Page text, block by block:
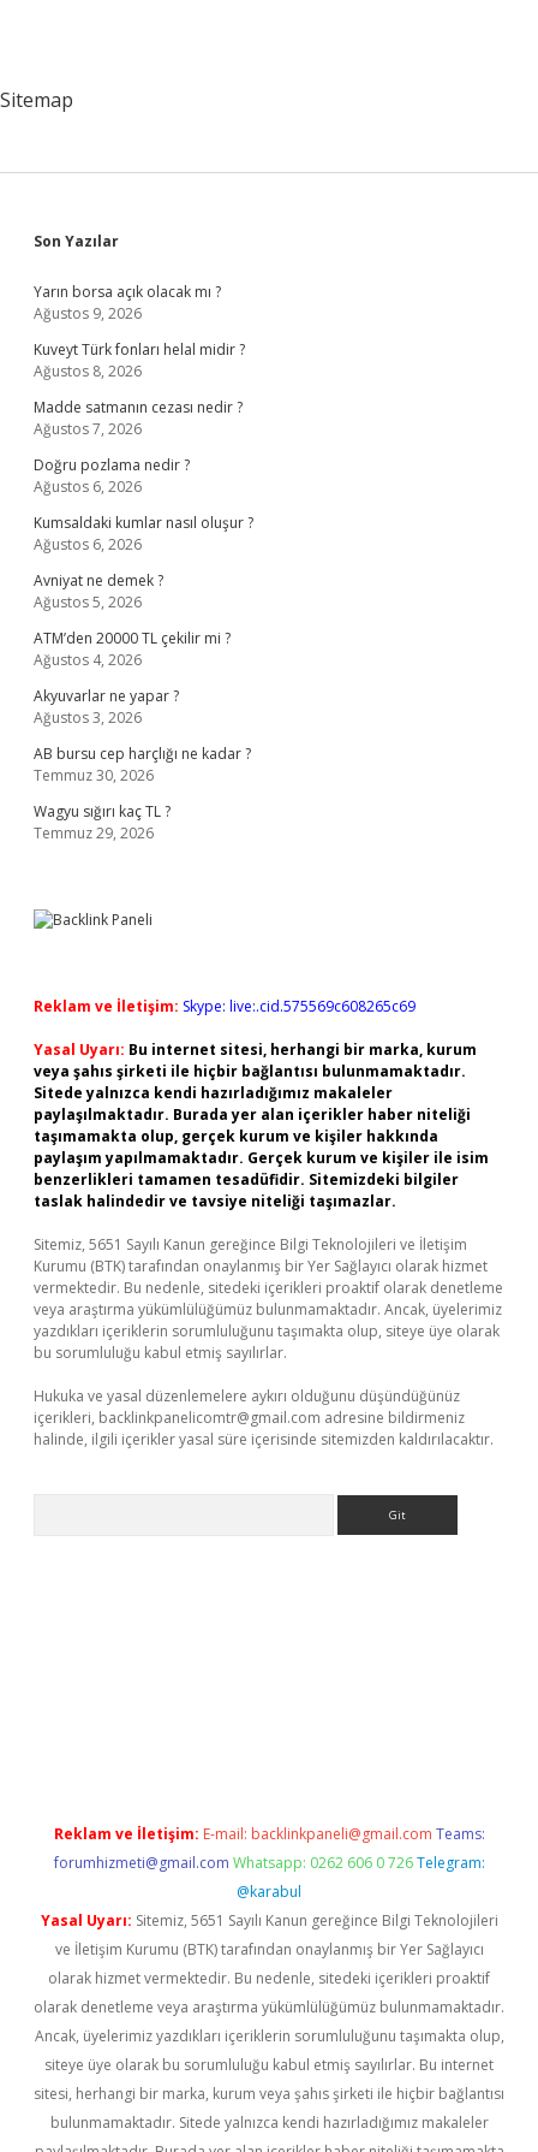
Sitemap
Sidebar
Son Yazılar
Yarın borsa açık olacak mı ?
Ağustos 9, 2026
Kuveyt Türk fonları helal midir ?
Ağustos 8, 2026
Madde satmanın cezası nedir ?
Ağustos 7, 2026
Doğru pozlama nedir ?
Ağustos 6, 2026
Kumsaldaki kumlar nasıl oluşur ?
Ağustos 6, 2026
Avniyat ne demek ?
Ağustos 5, 2026
ATM’den 20000 TL çekilir mi ?
Ağustos 4, 2026
Akyuvarlar ne yapar ?
Ağustos 3, 2026
AB bursu cep harçlığı ne kadar ?
Temmuz 30, 2026
Wagyu sığırı kaç TL ?
Temmuz 29, 2026
Reklam ve İletişim: Skype: live:.cid.575569c608265c69
Yasal Uyarı: Bu internet sitesi, herhangi bir marka, kurum
veya şahıs şirketi ile hiçbir bağlantısı bulunmamaktadır.
Sitede yalnızca kendi hazırladığımız makaleler
paylaşılmaktadır. Burada yer alan içerikler haber niteliği
taşımamakta olup, gerçek kurum ve kişiler hakkında
paylaşım yapılmamaktadır. Gerçek kurum ve kişiler ile isim
benzerlikleri tamamen tesadüfidir. Sitemizdeki bilgiler
taslak halindedir ve tavsiye niteliği taşımazlar.
Sitemiz, 5651 Sayılı Kanun gereğince Bilgi Teknolojileri ve İletişim
Kurumu (BTK) tarafından onaylanmış bir Yer Sağlayıcı olarak hizmet
vermektedir. Bu nedenle, sitedeki içerikleri proaktif olarak denetleme
veya araştırma yükümlülüğümüz bulunmamaktadır. Ancak, üyelerimiz
yazdıkları içeriklerin sorumluluğunu taşımakta olup, siteye üye olarak
bu sorumluluğu kabul etmiş sayılırlar.
Hukuka ve yasal düzenlemelere aykırı olduğunu düşündüğünüz
içerikleri, backlinkpanelicomtr@gmail.com adresine bildirmeniz
halinde, ilgili içerikler yasal süre içerisinde sitemizden kaldırılacaktır.
Reklam ve İletişim: E-mail: backlinkpaneli@gmail.com Teams:
forumhizmeti@gmail.com Whatsapp: 0262 606 0 726 Telegram:
@karabul
Yasal Uyarı: Sitemiz, 5651 Sayılı Kanun gereğince Bilgi Teknolojileri
ve İletişim Kurumu (BTK) tarafından onaylanmış bir Yer Sağlayıcı
olarak hizmet vermektedir. Bu nedenle, sitedeki içerikleri proaktif
olarak denetleme veya araştırma yükümlülüğümüz bulunmamaktadır.
Ancak, üyelerimiz yazdıkları içeriklerin sorumluluğunu taşımakta olup,
siteye üye olarak bu sorumluluğu kabul etmiş sayılırlar. Bu internet
sitesi, herhangi bir marka, kurum veya şahıs şirketi ile hiçbir bağlantısı
bulunmamaktadır. Sitede yalnızca kendi hazırladığımız makaleler